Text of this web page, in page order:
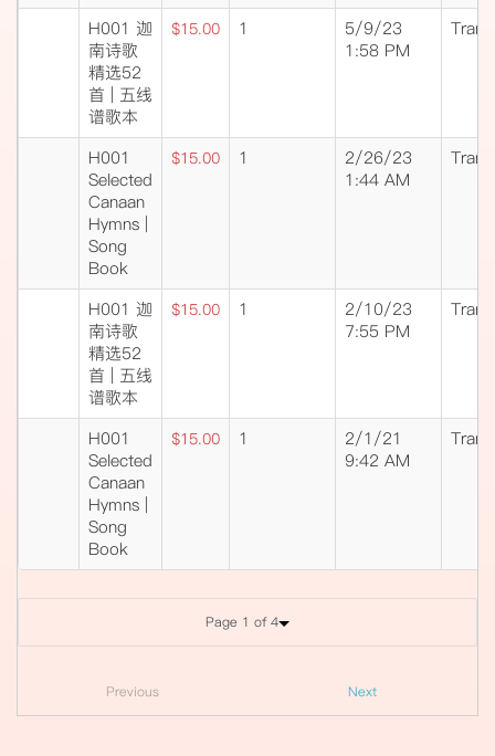
H001 迦
南诗歌
精选52
首 | 五线
谱歌本
$15.00 1
5/9/23
1:58 PM
H001
Selected
Canaan
Hymns |
Song
Book
$15.00 1
2/26/23
1:44 AM
H001 迦
南诗歌
精选52
首 | 五线
谱歌本
$15.00 1
2/10/23
7:55 PM
H001
Selected
Canaan
Hymns |
Song
Book
$15.00 1
2/1/21
9:42 AM
Page 1 of 4
Previous Next